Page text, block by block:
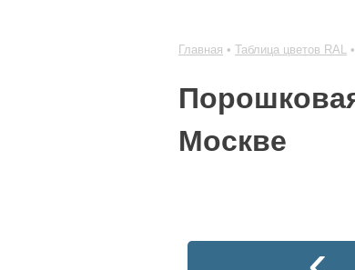
Главная Таблица цветов RAL
Москве